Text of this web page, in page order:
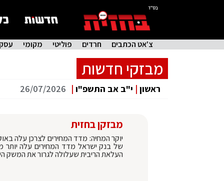
בס"ד
צ'אט הכתבים חרדים פוליטי מקומי
מבזקי חדשות
ראשון | י"ב אב התשפ"ו |
26/07/2026
מבזקן בחזית
העלאת הריבית שעלולה לגרור את המשק